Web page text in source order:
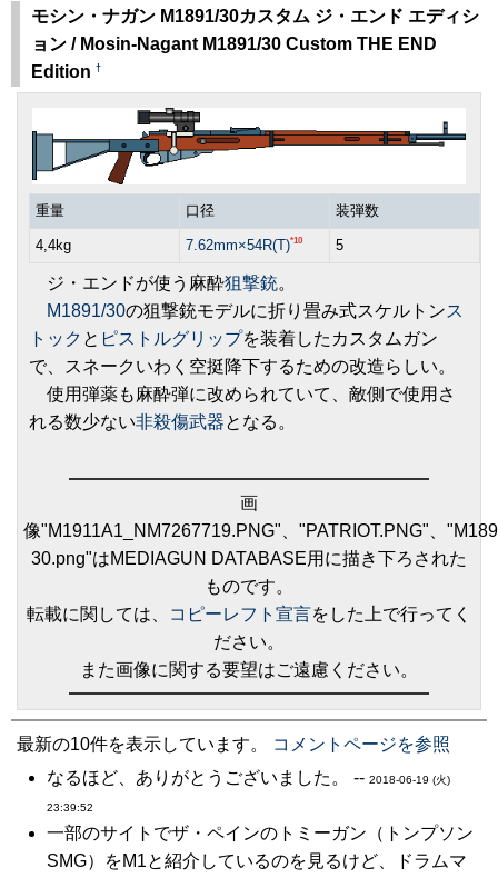
モシン・ナガン M1891/30カスタム ジ・エンド エディシ
ョン / Mosin-Nagant M1891/30 Custom THE END
Edition †
重量 口径 装弾数
4,4kg 7.62mm×54R(T)*10 5
ジ・エンドが使う麻酔狙撃銃。
M1891/30の狙撃銃モデルに折り畳み式スケルトンス
トック と ピストルグリップを装着したカスタムガン
で、スネークいわく空挺降下するための改造らしい。
使用弾薬も麻酔弾に改められていて、敵側で使用さ
れる数少ない非殺傷武器となる。
画
像"M1911A1_NM7267719.PNG"、"PATRIOT.PNG"、
30.png"はMEDIAGUN DATABASE用に描き下ろされた
ものです。
転載に関しては、
コピーレフト宣言をした上で行ってく
ださい。
また画像に関する要望はご遠慮ください。
最新の10件を表示しています。
コメントページを参照
なるほど、ありがとうございました。 -- 2018-06-19 (火)
23:39:52
一部のサイトでザ・ペインのトミーガン（トンプソン
SMG）をM1と紹介しているのを見るけど、ドラムマ